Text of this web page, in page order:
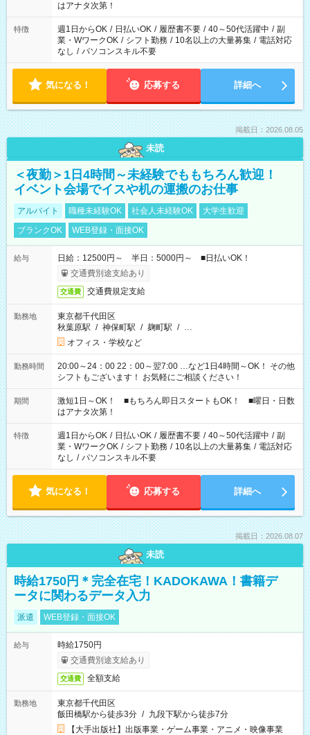
はアナタ次第！
特徴 週1日からOK / 日払いOK / 履歴書不要 / 40～50代活躍中 / 副
業・WワークOK / シフト勤務 / 10名以上の大量募集 / 電話対応
なし / パソコンスキル不要
気になる！ 応募する 詳細へ
掲載日：2026.08.05
未読
＜夜勤＞1日4時間～未経験でももちろん歓迎！
イベント会場でイスや机の運搬のお仕事
アルバイト 職種未経験OK 社会人未経験OK
大学生歓迎
ブランクOK
WEB登録・面接OK
給与
日給：12500円～ 半日：5000円～ ■日払いOK！
交通費別途支給あり
交通費 交通費規定支給
勤務地
東京都千代田区
秋葉原駅 / 神保町駅 / 麹町駅 / …
オフィス・学校など
勤務時間
20:00～24：00 22：00～翌7:00 …など1日4時間～OK！ その他
シフトもございます！ お気軽にご相談ください！
期間
激短1日～OK！ ■もちろん即日スタートもOK！ ■曜日・日数
はアナタ次第！
特徴 週1日からOK / 日払いOK / 履歴書不要 / 40～50代活躍中 / 副
業・WワークOK / シフト勤務 / 10名以上の大量募集 / 電話対応
なし / パソコンスキル不要
気になる！ 応募する 詳細へ
掲載日：2026.08.07
未読
時給1750円＊完全在宅！KADOKAWA！書籍デ
ータに関わるデータ入力
派遣 WEB登録・面接OK
給与
時給1750円
交通費別途支給あり
交通費 全額支給
勤務地
東京都千代田区
飯田橋駅から徒歩3分 / 九段下駅から徒歩7分
【大手出版社】出版事業・ゲーム事業・アニメ・映像事業